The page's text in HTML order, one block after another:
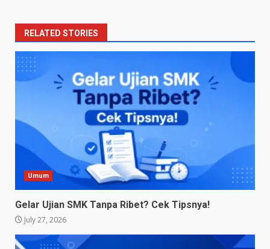
RELATED STORIES
Umum
Gelar Ujian SMK Tanpa Ribet? Cek Tipsnya!
July 27, 2026